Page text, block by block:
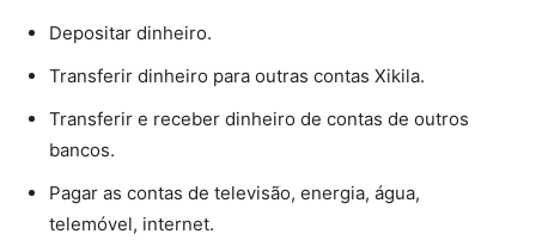
Depositar dinheiro.
Transferir dinheiro para outras contas Xikila.
Transferir e receber dinheiro de contas de outros
bancos.
Pagar as contas de televisão, energia, água,
telemóvel, internet.